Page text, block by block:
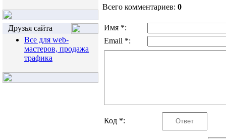
Друзья сайта
Все для web-
мастеров, продажа
трафика
Всего комментариев: 0
Имя *:
Email *:
Код *: